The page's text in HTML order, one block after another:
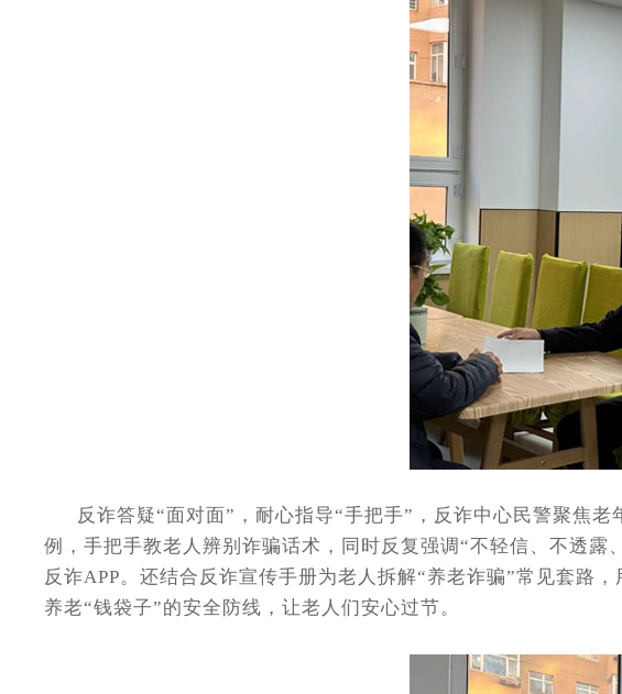
反诈答疑“面对面”，耐心指导“手把手”，反诈中心民警聚焦老
例，手把手教老人辨别诈骗话术，同时反复强调“不轻信、不透
反诈APP。还结合反诈宣传手册为老人拆解“养老诈骗”常见套路
养老“钱袋子”的安全防线，让老人们安心过节。